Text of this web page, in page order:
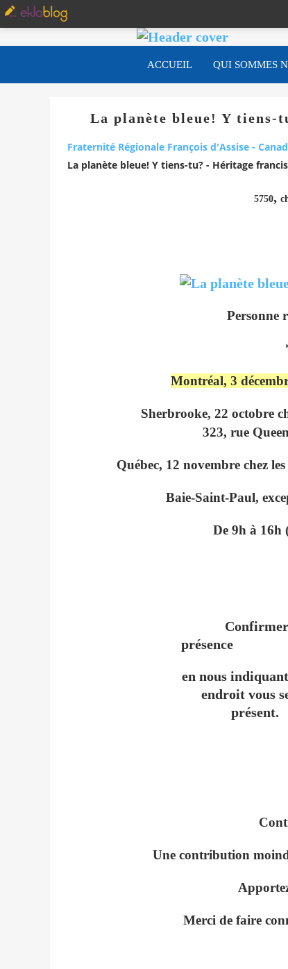
ACCUEIL QUI SOMMES
La planète bleue! Y tiens-
Fraternité Régionale François d'Assise -
La planète bleue! Y tiens-tu? - Héritage
5750,
Personne
Montréal, 3
Sherbrooke, 22 octobre
323, rue
Québec, 12 novembre chez
Baie-Saint-Paul,
De 9h à 16h
présence
en nous
endroit vous
présent.
Une contribution
Merci de faire